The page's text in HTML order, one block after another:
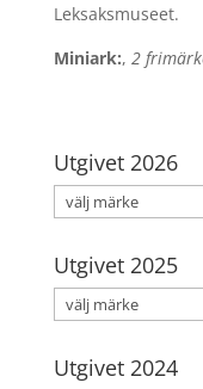
Leksaksmuseet.
Miniark:, 2
Utgivet 2026
Utgivet 2025
Utgivet 2024